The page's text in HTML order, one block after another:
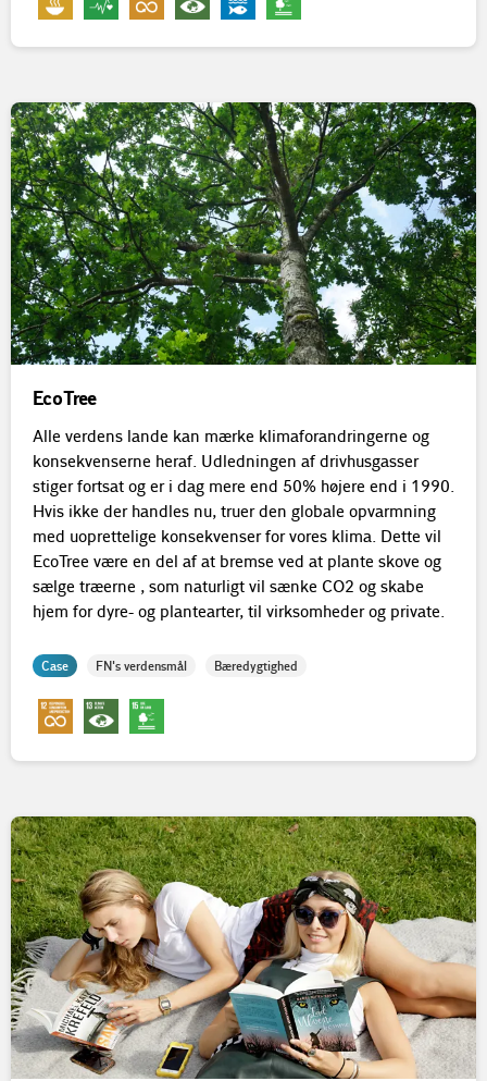
EcoTree
Alle verdens lande kan mærke klimaforandringerne og
konsekvenserne heraf. Udledningen af drivhusgasser
stiger fortsat og er i dag mere end 50% højere end i 1990.
Hvis ikke der handles nu, truer den globale opvarmning
med uoprettelige konsekvenser for vores klima. Dette vil
EcoTree være en del af at bremse ved at plante skove og
sælge træerne , som naturligt vil sænke CO2 og skabe
hjem for dyre- og plantearter, til virksomheder og private.
Case FN's verdensmål Bæredygtighed